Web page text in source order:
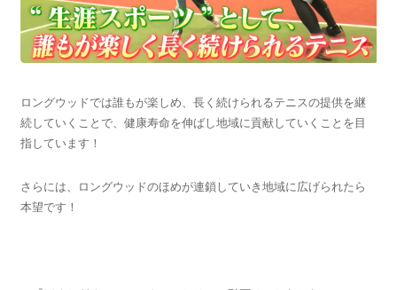
ロングウッドでは誰もが楽しめ、長く続けられるテニスの提供を継
続していくことで、健康寿命を伸ばし地域に貢献していくことを目
指しています！
さらには、ロングウッドのほめが連鎖していき地域に広げられたら
本望です！